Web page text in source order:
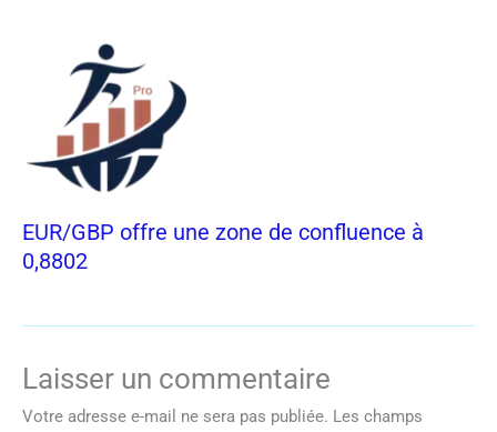
EUR/GBP offre une zone de confluence à
0,8802
Laisser un commentaire
Votre adresse e-mail ne sera pas publiée. Les champs